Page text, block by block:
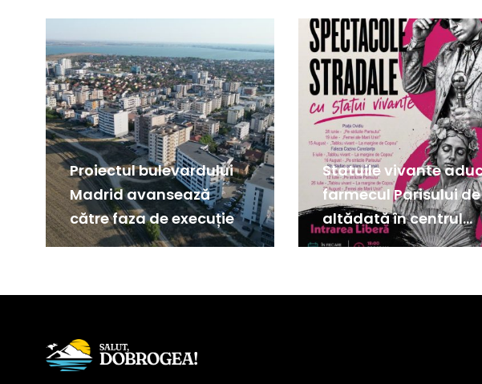
Proiectul bulevardului
Madrid avansează
către faza de execuție
Statuile vivante
farmecul Parisului de
altădată în centrul
orașului